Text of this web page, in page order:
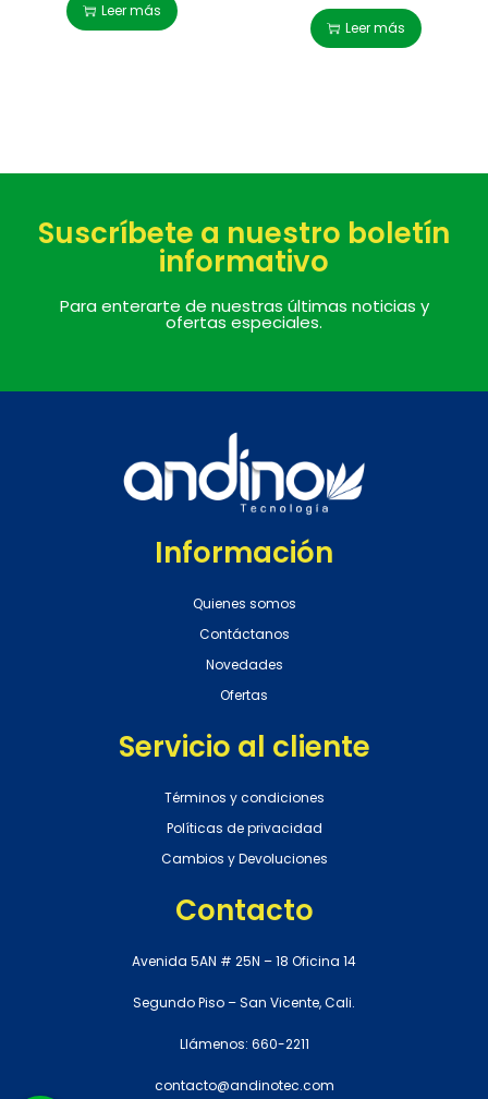
Leer más
Leer más
Suscríbete a nuestro boletín
informativo
Para enterarte de nuestras últimas noticias y
ofertas especiales.
Información
Quienes somos
Contáctanos
Novedades
Ofertas
Servicio al cliente
Términos y condiciones
Políticas de privacidad
Cambios y Devoluciones
Contacto
Avenida 5AN # 25N – 18 Oficina 14
Segundo Piso – San Vicente, Cali.
Llámenos: 660-2211
contacto@andinotec.com